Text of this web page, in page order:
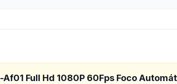
Af01 Full Hd 1080P 60Fps Foco